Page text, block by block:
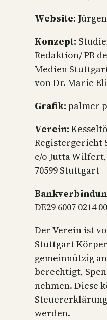
Website:
Konzept:
Redaktion/ PR
Medien
von Dr. Marie
Grafik: palmer
Verein:
Registergericht
c/o Jutta
70599 Stuttgart
DE29 6007 0214
Der Verein ist
Stuttgart
gemeinnützig
berechtigt,
nehmen. Diese
werden.